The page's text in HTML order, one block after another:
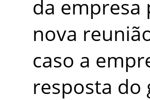
da empresa
nova
caso a
resposta do